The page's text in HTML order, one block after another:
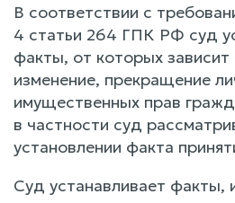
В соответствии с
4 статьи 264 ГПК РФ суд
факты, от которых зависит
изменение, прекращение
имущественных прав
в частности суд
установлении факта
Суд устанавливает